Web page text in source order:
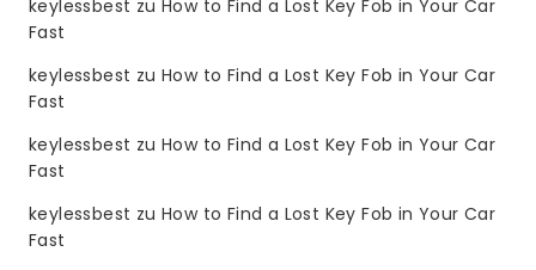
keylessbest zuHow to Find a Lost Key Fob in Your Car
Fast
keylessbest zuHow to Find a Lost Key Fob in Your Car
Fast
keylessbest zuHow to Find a Lost Key Fob in Your Car
Fast
keylessbest zuHow to Find a Lost Key Fob in Your Car
Fast